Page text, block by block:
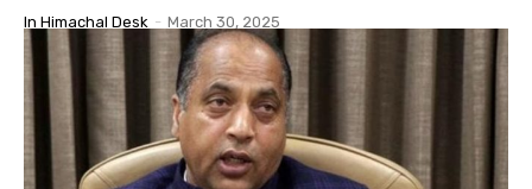
In Himachal Desk - March 30, 2025